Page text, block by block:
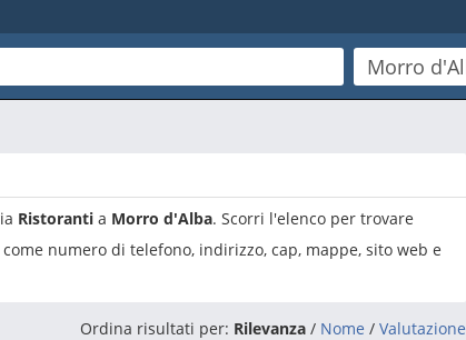
Ristoranti a Morro d'Alba. Scorri l'elenco per trovare
numero di telefono, indirizzo, cap, mappe, sito web e
Ordina risultati per: Rilevanza / Nome / Valutazione